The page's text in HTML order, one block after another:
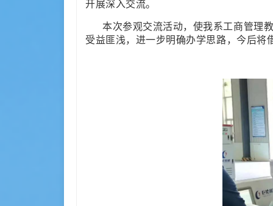
开展深入交流。
本次参观交流活动，使我系工商管理
受益匪浅，进一步明确办学思路，今后